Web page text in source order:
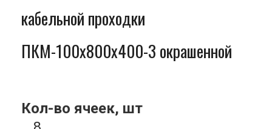
кабельной проходки
ПКМ-100x800x400-3 окрашенной
Кол-во ячеек, шт